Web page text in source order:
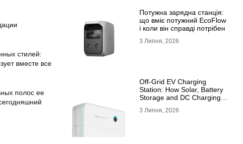
стилей:
вместе все
полос ее
Потужна зарядна станція:
що вміє потужний EcoFlow
і коли він справді потрібен
3 Липня, 2026
Off-Grid EV Charging
Station: How Solar, Battery
Storage and DC Charging
3 Липня, 2026